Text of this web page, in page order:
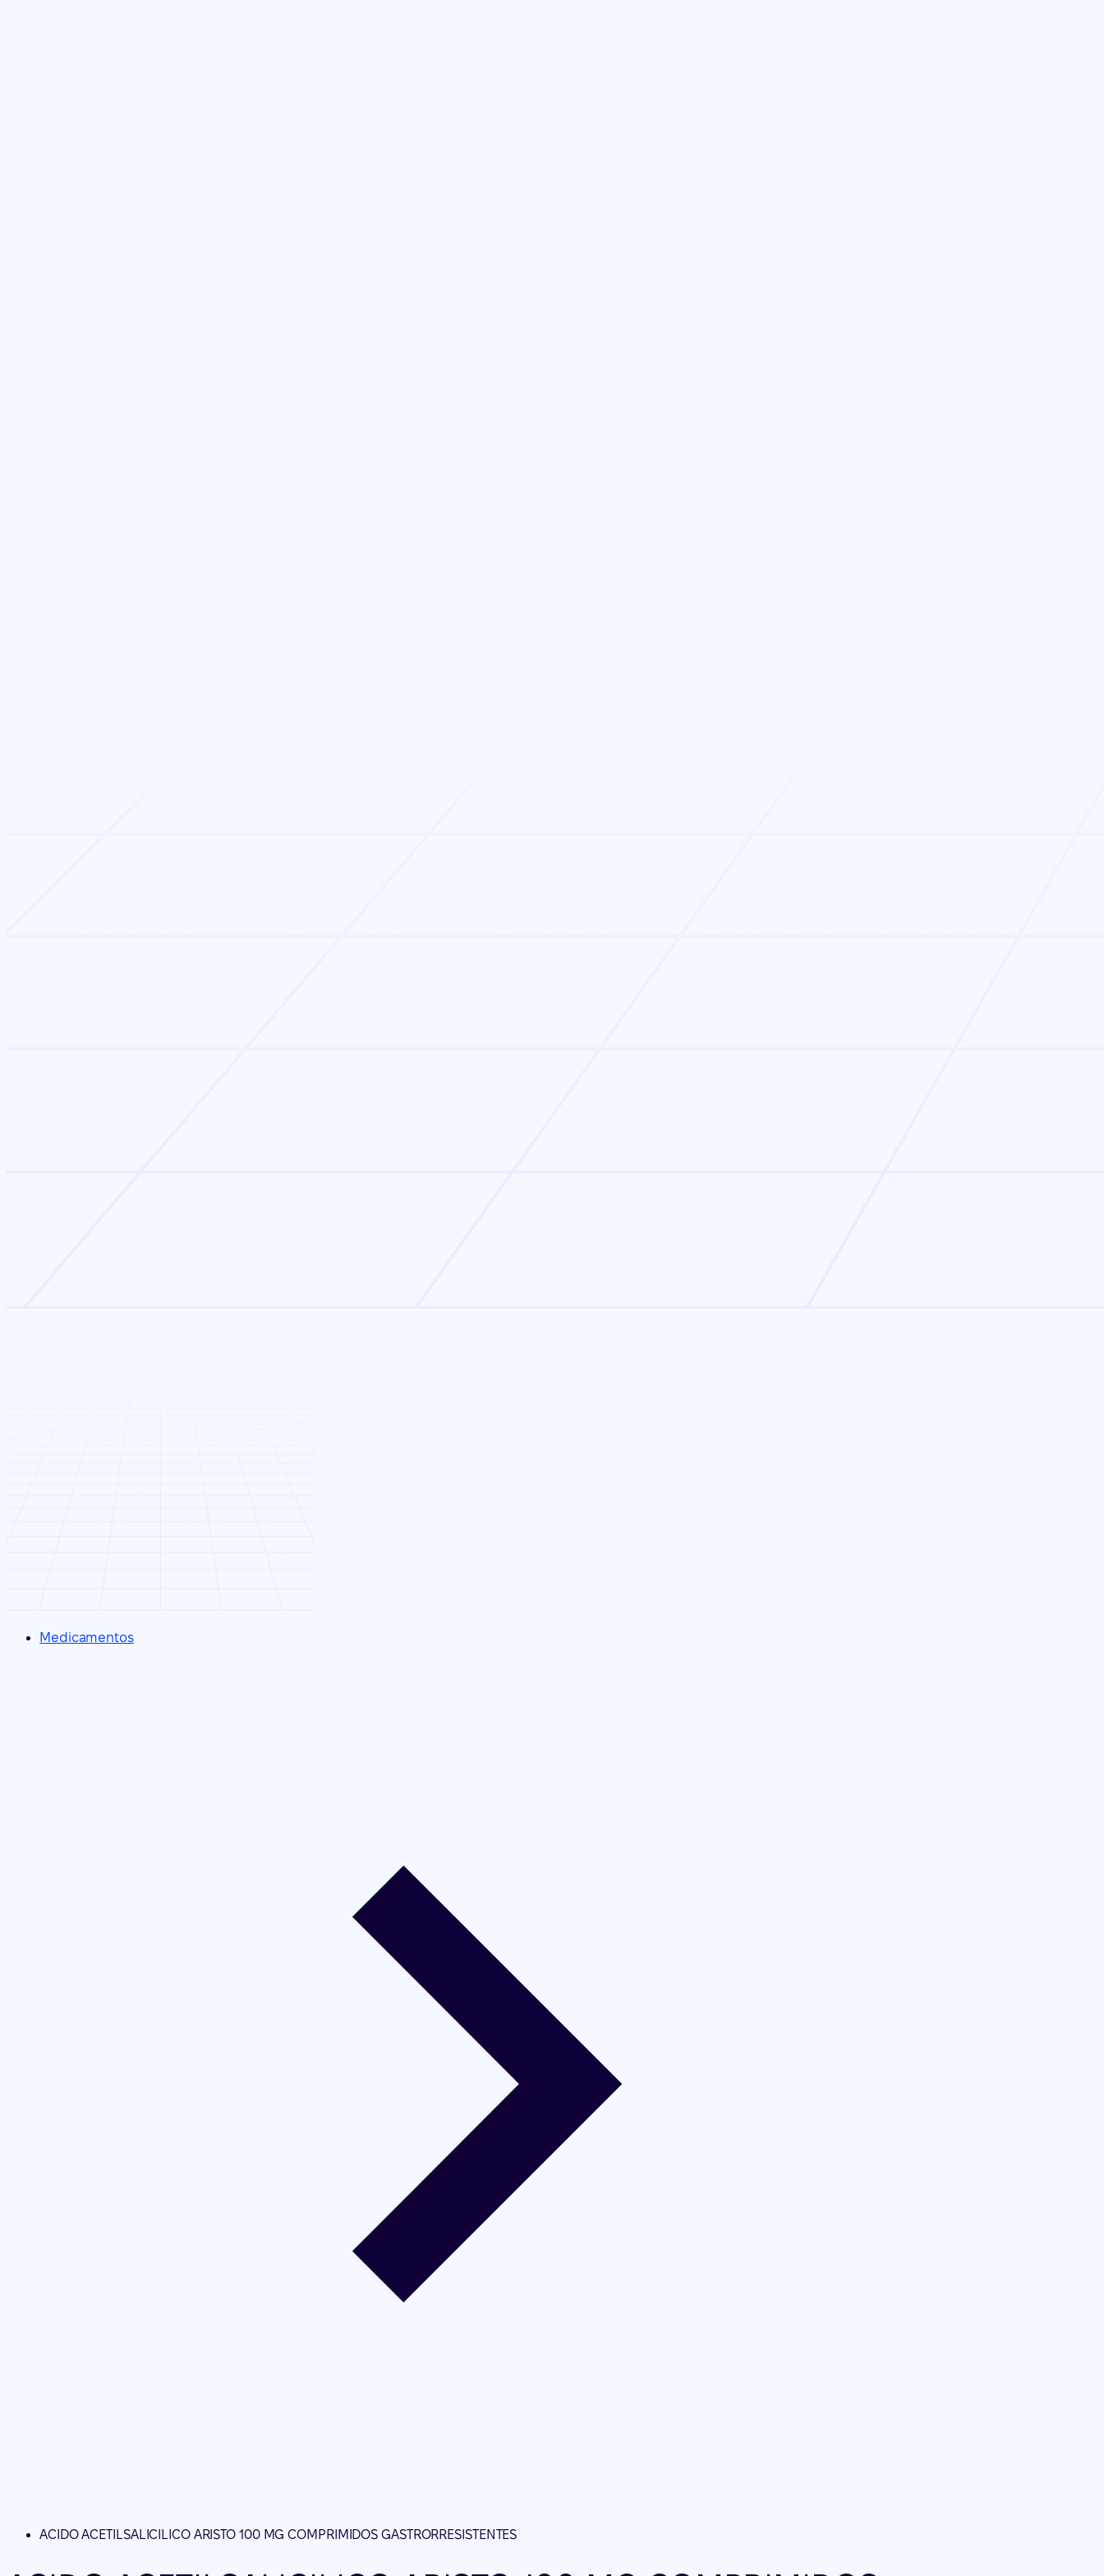
Medicamentos
ACIDO ACETILSALICILICO ARISTO 100 MG COMPRIMIDOS GASTRORRESISTENTES